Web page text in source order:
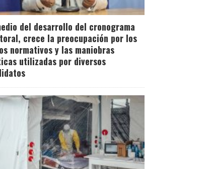
del desarrollo del cronograma
crece la preocupación por los
normativos y las maniobras
utilizadas por diversos